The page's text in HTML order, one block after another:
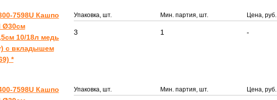
7598U Кашпо
10/18л медь
с вкладышем
*
Упаковка, шт. Мин. партия, шт. Цена, руб.
3 1 -
7598U Кашпо
Упаковка, шт. Мин. партия, шт. Цена, руб.